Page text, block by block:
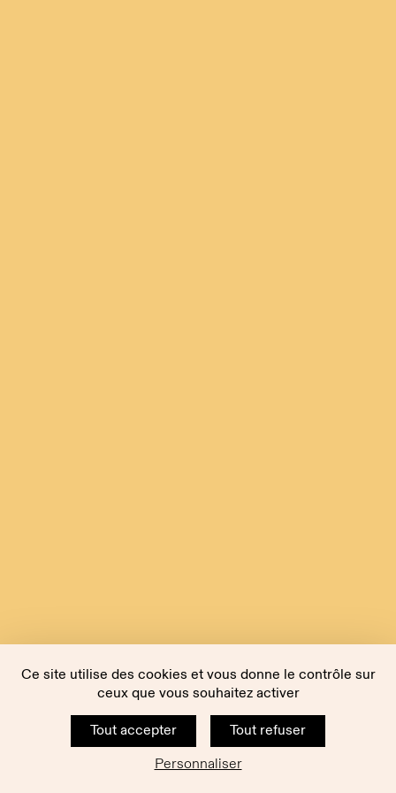
Ce site utilise des cookies et vous donne le contrôle sur
ceux que vous souhaitez activer
Tout accepter
Tout refuser
Personnaliser